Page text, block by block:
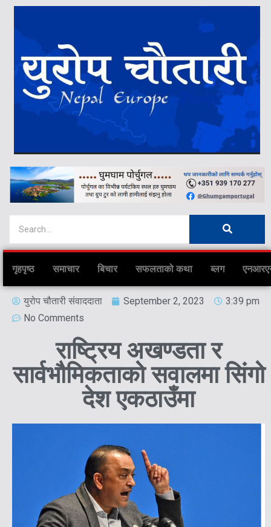
गृहपृष्ठ समाचार बिचार सफलताको कथा ब्लग
युरोप चौतारी संवाददाता September 2, 2023
3:39 pm
No Comments
राष्ट्रिय अखण्डता र
सार्वभौमिकताको सवालमा सिंगो
देश एकठाउँमा